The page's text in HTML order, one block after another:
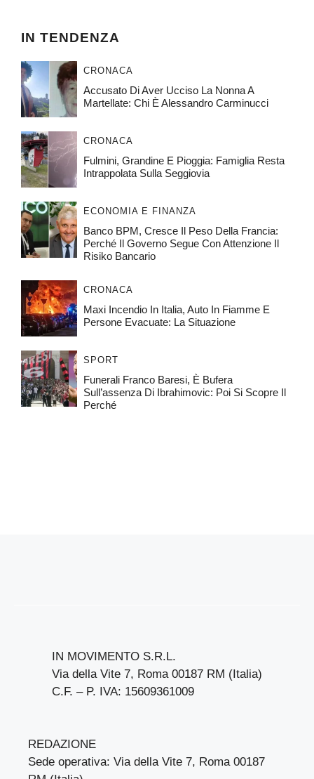
IN TENDENZA
CRONACA
Accusato Di Aver Ucciso La Nonna A
Martellate: Chi È Alessandro Carminucci
CRONACA
Fulmini, Grandine E Pioggia: Famiglia Resta
Intrappolata Sulla Seggiovia
ECONOMIA E FINANZA
Banco BPM, Cresce Il Peso Della Francia:
Perché Il Governo Segue Con Attenzione Il
Risiko Bancario
CRONACA
Maxi Incendio In Italia, Auto In Fiamme E
Persone Evacuate: La Situazione
SPORT
Funerali Franco Baresi, È Bufera
Sull’assenza Di Ibrahimovic: Poi Si Scopre Il
Perché
IN MOVIMENTO S.R.L.
Via della Vite 7, Roma 00187 RM (Italia)
C.F. – P. IVA: 15609361009
REDAZIONE
Sede operativa: Via della Vite 7, Roma 00187